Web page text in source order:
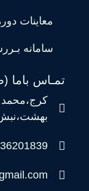
معاینات
سامانه
تمـاس
کرج،محمد